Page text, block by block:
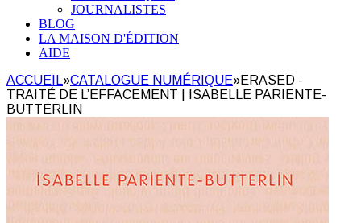
JOURNALISTES
BLOG
LA MAISON D'ÉDITION
AIDE
ACCUEIL»CATALOGUE NUMÉRIQUE»ERASED -
TRAITÉ DE L’EFFACEMENT | ISABELLE PARIENTE-
BUTTERLIN